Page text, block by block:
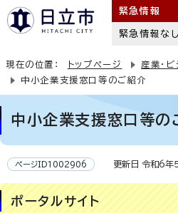
緊急情報
緊急情報なし
現在の位置： トップページ 産業・ビ
中小企業支援窓口等のご紹介
中小企業支援窓口等の
ページID1002906 更新日 令和6年
ポータルサイト